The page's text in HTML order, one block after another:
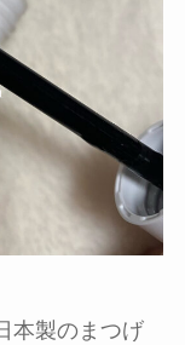
本製のまつげ